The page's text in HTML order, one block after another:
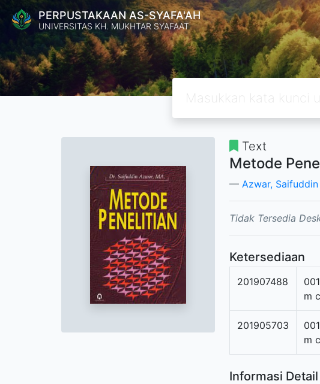
PERPUSTAKAAN AS-SYAFA'AH
UNIVERSITAS KH. MUKHTAR SYAFAAT
Text
Metode
Azwar, Saifuddin
Tidak Tersedia
Ketersediaan
201907488
m
201905703
m
Informasi Detail